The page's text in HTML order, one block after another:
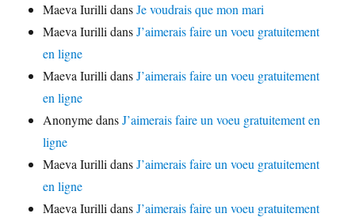
Maeva Iurilli dansJe voudrais que mon mari
Maeva Iurilli dansJ’aimerais faire un voeu gratuitement
en ligne
Maeva Iurilli dansJ’aimerais faire un voeu gratuitement
en ligne
AnonymedansJ’aimerais faire un voeu gratuitement en
ligne
Maeva Iurilli dansJ’aimerais faire un voeu gratuitement
en ligne
Maeva Iurilli dansJ’aimerais faire un voeu gratuitement